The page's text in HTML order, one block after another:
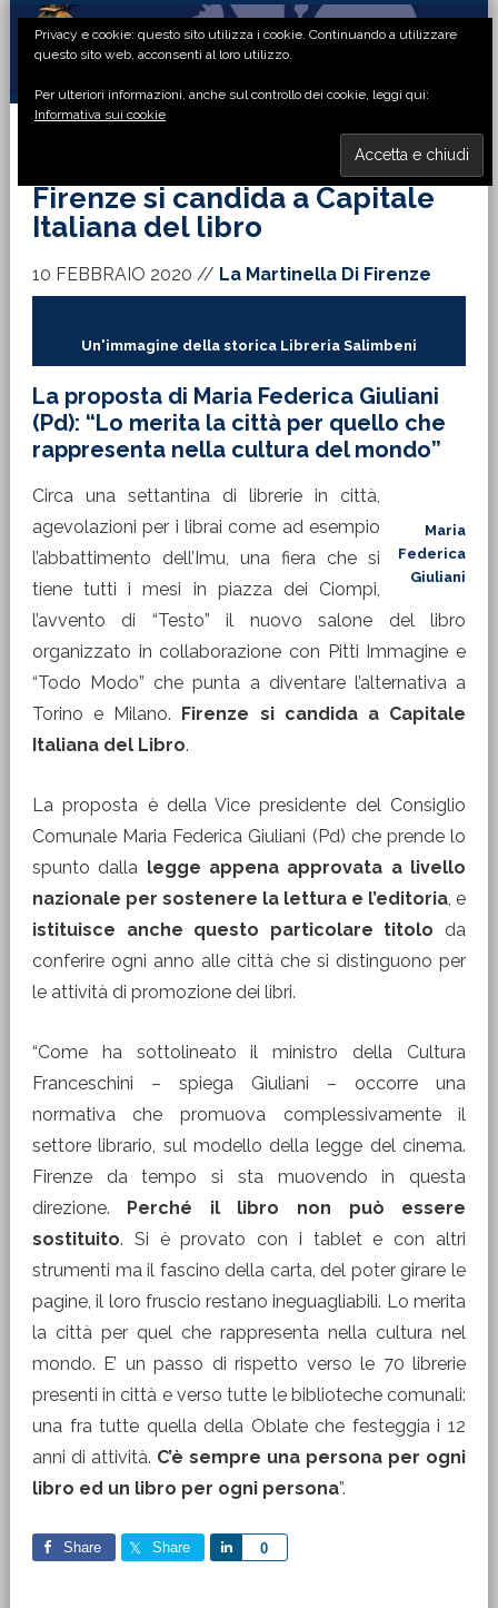
Passa
primaria
Passa
principale
Passa
laterale
Passa
di
Firenze si candida a Capitale
Italiana del libro
10 FEBBRAIO 2020 // La Martinella Di Firenze
Un'immagine della storica Libreria Salimbeni
La proposta di Maria Federica Giuliani
(Pd): “Lo merita la città per quello che
rappresenta nella cultura del mondo”
Maria
Federica
Giuliani
Circa una settantina di librerie in città,
agevolazioni per i librai come ad esempio
l’abbattimento dell’Imu, una fiera che si
tiene tutti i mesi in piazza dei Ciompi,
l’avvento di “Testo” il nuovo salone del libro
organizzato in collaborazione con Pitti Immagine e
“Todo Modo” che punta a diventare l’alternativa a
Torino e Milano. Firenze si candida a Capitale
Italiana del Libro.
La proposta è della Vice presidente del Consiglio
Comunale Maria Federica Giuliani (Pd) che prende lo
spunto dalla legge appena approvata a livello
nazionale per sostenere la lettura e l’editoria, e
istituisce anche questo particolare titolo da
conferire ogni anno alle città che si distinguono per
le attività di promozione dei libri.
“Come ha sottolineato il ministro della Cultura
Franceschini – spiega Giuliani – occorre una
normativa che promuova complessivamente il
settore librario, sul modello della legge del cinema.
Firenze da tempo si sta muovendo in questa
direzione. Perché il libro non può essere
sostituito. Si è provato con i tablet e con altri
strumenti ma il fascino della carta, del poter girare le
pagine, il loro fruscio restano ineguagliabili. Lo merita
la città per quel che rappresenta nella cultura nel
mondo. E’ un passo di rispetto verso le 70 librerie
presenti in città e verso tutte le biblioteche comunali:
una fra tutte quella della Oblate che festeggia i 12
anni di attività. C’è sempre una persona per ogni
libro ed un libro per ogni persona”.
Share Share 0
Share
Privacy e cookie: questo sito utilizza i cookie. Continuando a utilizzare
questo sito web, acconsenti al loro utilizzo.
Per ulteriori informazioni, anche sul controllo dei cookie, leggi qui:
Informativa sui cookie